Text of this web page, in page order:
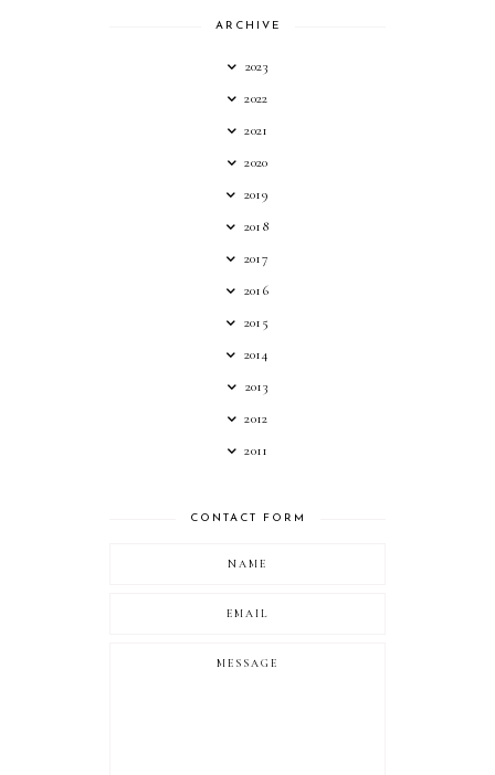
ARCHIVE
2023
2022
2021
2020
2019
2018
2017
2016
2015
2014
2013
2012
2011
CONTACT FORM